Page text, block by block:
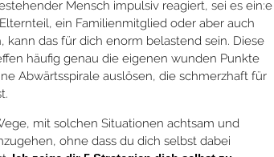
Mensch impulsiv reagiert, sei es ein:e
ein Familienmitglied oder aber auch
kann das für dich enorm belastend sein. Diese
häufig genau die eigenen wunden Punkte
Abwärtsspirale auslösen, die schmerzhaft für
mit solchen Situationen achtsam und
ohne dass du dich selbst dabei